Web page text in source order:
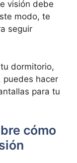
visión debe
modo, te
seguir
dormitorio,
puedes hacer
para tu
cómo